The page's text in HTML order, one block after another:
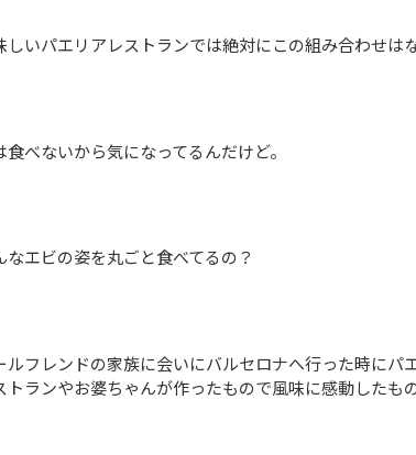
しいパエリアレストランでは絶対にこの組み合わせはな
食べないから気になってるんだけど。
なエビの姿を丸ごと食べてるの？
ルフレンドの家族に会いにバルセロナへ行った時にパ
トランやお婆ちゃんが作ったもので風味に感動したも